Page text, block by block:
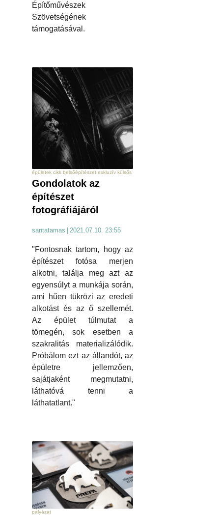
Építőművészek
Szövetségének
támogatásával.
épületek cikk belsőépítészet exkluzív külsős
Gondolatok az
építészet
fotográfiájáról
santatamas | 2021.07.10. 23:55
"Fontosnak tartom, hogy az
építészet fotósa merjen
alkotni, találja meg azt az
egyensúlyt a munkája során,
ami hűen tükrözi az eredeti
alkotást és az ő szellemét.
Az épület túlmutat a
tömegén, sok esetben a
szakralitás materializálódik.
Próbálom ezt az állandót, az
épületre jellemzően,
sajátjaként megmutatni,
láthatóvá tenni a
láthatatlant."
pályázat